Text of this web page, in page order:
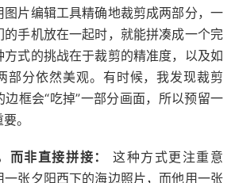
图片编辑工具精确地裁剪成两部分，一
的手机放在一起时，就能拼凑成一个完
方式的挑战在于裁剪的精准度，以及如
部分依然美观。有时候，我发现裁剪
边框会“吃掉”一部分画面，所以预留一
。
而非直接拼接：
这种方式更注重意
一张夕阳西下的海边照片，而他用一张